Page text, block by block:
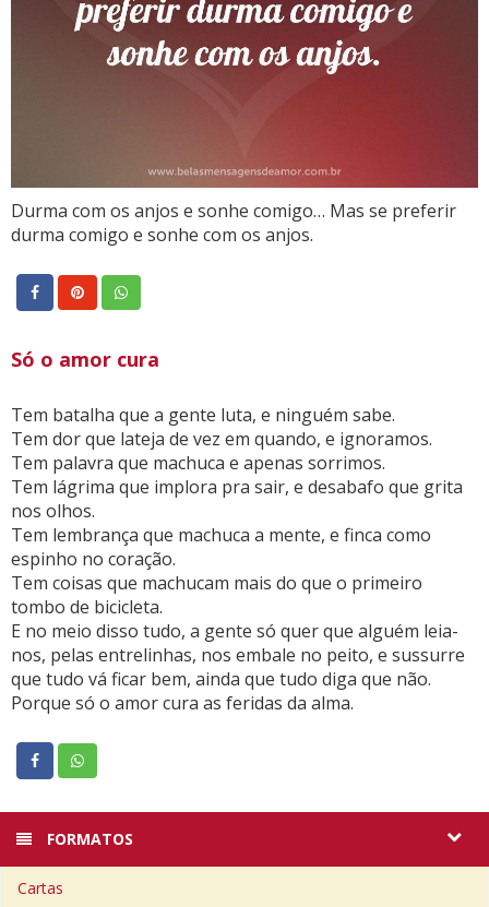
Durma com os anjos e sonhe comigo… Mas se preferir
durma comigo e sonhe com os anjos.
Só o amor cura
Tem batalha que a gente luta, e ninguém sabe.
Tem dor que lateja de vez em quando, e ignoramos.
Tem palavra que machuca e apenas sorrimos.
Tem lágrima que implora pra sair, e desabafo que grita
nos olhos.
Tem lembrança que machuca a mente, e finca como
espinho no coração.
Tem coisas que machucam mais do que o primeiro
tombo de bicicleta.
E no meio disso tudo, a gente só quer que alguém leia-
nos, pelas entrelinhas, nos embale no peito, e sussurre
que tudo vá ficar bem, ainda que tudo diga que não.
Porque só o amor cura as feridas da alma.
FORMATOS
Cartas